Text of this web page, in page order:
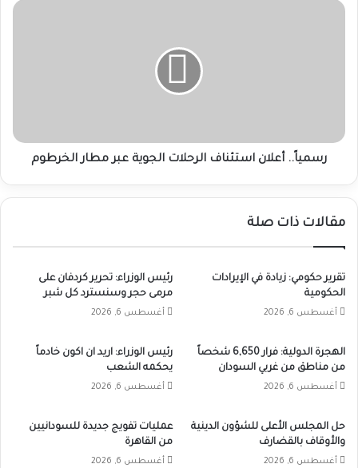
رسمياً..
رسمياً.. أعلان استئناف الرحلات الجوية عبر مطار الخرطوم
مقالات ذات صلة
تقرير حكومي: زيادة في الإيرادات
الحكومية
أغسطس 6, 2026
رئيس الوزراء: تحرير كردفان على
مرمى حجر وسنسترد كل شبر
أغسطس 6, 2026
الهجرة الدولية: فرار 6,650 شخصاً
من مناطق من غربي السودان
أغسطس 6, 2026
رئيس الوزراء: اريد ان اكون خادماً
يحكمه الشعب
أغسطس 6, 2026
حل المجلس الأعلى للشؤون الدينية
والأوقاف بالقضارف
أغسطس 6, 2026
عمليات تفويج جديدة للسودانيين
من القاهرة
أغسطس 6, 2026